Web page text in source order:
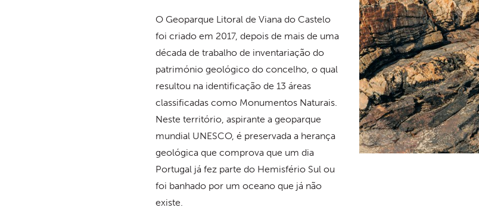
O Geoparque Litoral de Viana do Castelo
foi criado em 2017, depois de mais de uma
década de trabalho de inventariação do
património geológico do concelho, o qual
resultou na identificação de 13 áreas
classificadas como Monumentos Naturais.
Neste território, aspirante a geoparque
mundial UNESCO, é preservada a herança
geológica que comprova que um dia
Portugal já fez parte do Hemisfério Sul ou
foi banhado por um oceano que já não
existe.